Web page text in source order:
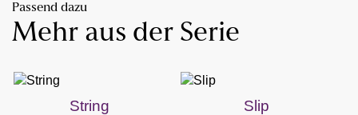
Passend dazu
Mehr aus der Serie
String Slip